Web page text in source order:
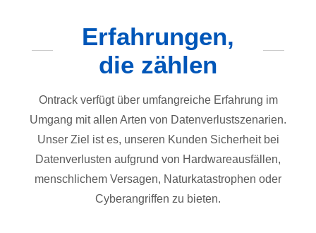
Erfahrungen,
die zählen
Ontrack verfügt über umfangreiche Erfahrung im
Umgang mit allen Arten von Datenverlustszenarien.
Unser Ziel ist es, unseren Kunden Sicherheit bei
Datenverlusten aufgrund von Hardwareausfällen,
menschlichem Versagen, Naturkatastrophen oder
Cyberangriffen zu bieten.